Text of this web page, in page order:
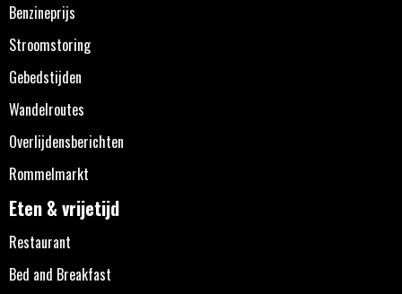
Benzineprijs
Stroomstoring
Gebedstijden
Wandelroutes
Overlijdensberichten
Rommelmarkt
Eten & vrijetijd
Restaurant
Bed and Breakfast